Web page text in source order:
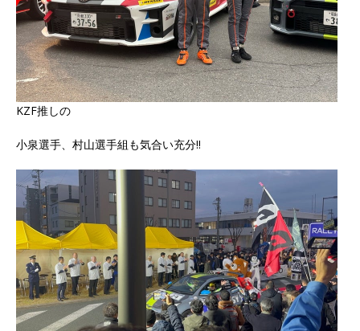
KZF推しの
小泉選手、村山選手組も気合い充分‼️